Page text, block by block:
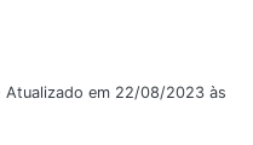
em 22/08/2023 às